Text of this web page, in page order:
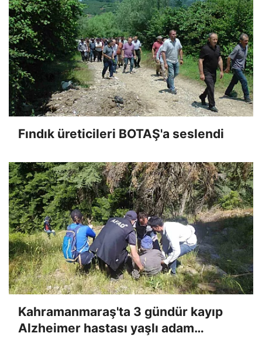
Fındık üreticileri BOTAŞ'a seslendi
Kahramanmaraş'ta 3 gündür kayıp
Alzheimer hastası yaşlı adam